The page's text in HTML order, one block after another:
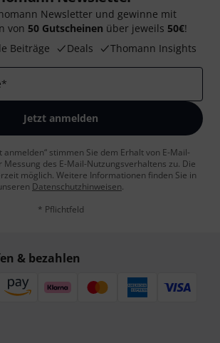
Newsletter und gewinne mit
von 50 Gutscheinen über jeweils 50€!
Beiträge
Deals Thomann Insights
*
Jetzt anmelden
anmelden“ stimmen Sie dem Erhalt von E-Mail-
Messung des E-Mail-Nutzungsverhaltens zu. Die
möglich. Weitere Informationen finden Sie in
Datenschutzhinweisen.
* Pflichtfeld
& bezahlen